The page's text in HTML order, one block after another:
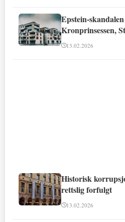
Epstein-
Kronprinsessen,
involvert
13.02.2026
Historisk
rettslig forfulgt
13.02.2026